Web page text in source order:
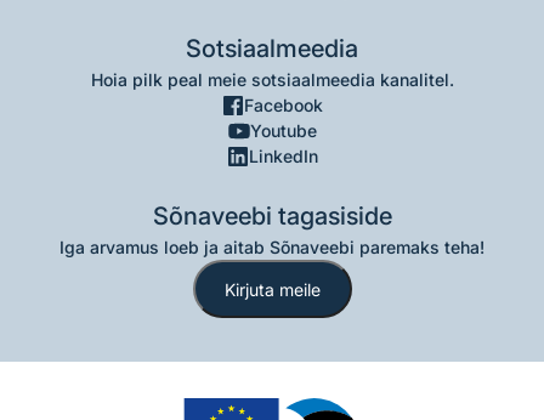
Sotsiaalmeedia
Hoia pilk peal meie sotsiaalmeedia kanalitel.
Facebook
Youtube
LinkedIn
Sõnaveebi tagasiside
Iga arvamus loeb ja aitab Sõnaveebi paremaks teha!
Kirjuta meile